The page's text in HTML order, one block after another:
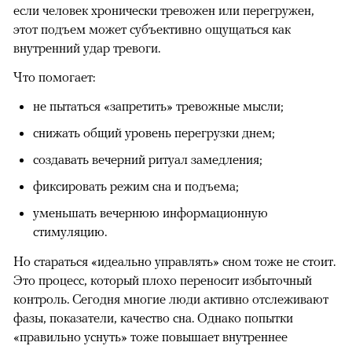
если человек хронически тревожен или перегружен,
этот подъем может субъективно ощущаться как
внутренний удар тревоги.
Что помогает:
не пытаться «запретить» тревожные мысли;
снижать общий уровень перегрузки днем;
создавать вечерний ритуал замедления;
фиксировать режим сна и подъема;
уменьшать вечернюю информационную
стимуляцию.
Но стараться «идеально управлять» сном тоже не стоит.
Это процесс, который плохо переносит избыточный
контроль. Сегодня многие люди активно отслеживают
фазы, показатели, качество сна. Однако попытки
«правильно уснуть» тоже повышает внутреннее